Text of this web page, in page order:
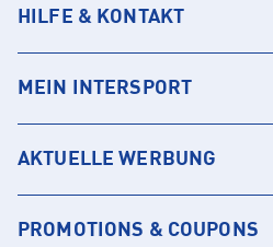
HILFE & KONTAKT
MEIN INTERSPORT
AKTUELLE WERBUNG
PROMOTIONS & COUPONS